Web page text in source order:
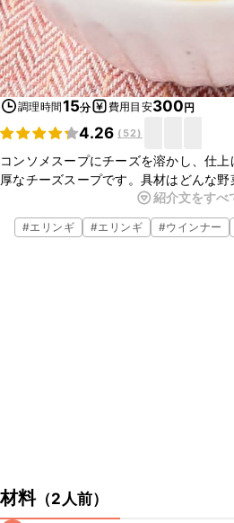
調理時間15分 費用目安300円
4.26 ( 52)
コンソメスープにチーズを溶かし、仕
厚なチーズスープです。具材はどんな
で、アレンジしてみてくださいね。パ
すよ。
紹介文をすべ
#エリンギ #エリンギ #ウインナー
材料（2人前）